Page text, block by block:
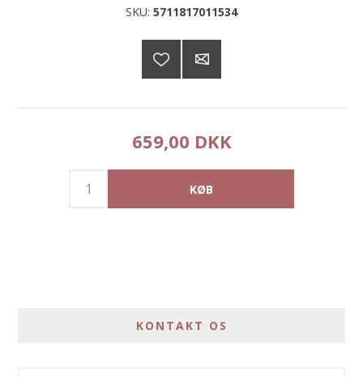
SKU: 5711817011534
659,00 DKK
KONTAKT OS